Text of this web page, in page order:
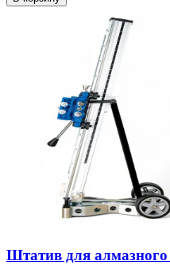
Штатив для алмазного